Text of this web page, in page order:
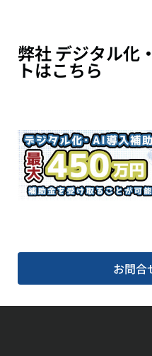
弊社 デジタル化
トはこちら
お問合